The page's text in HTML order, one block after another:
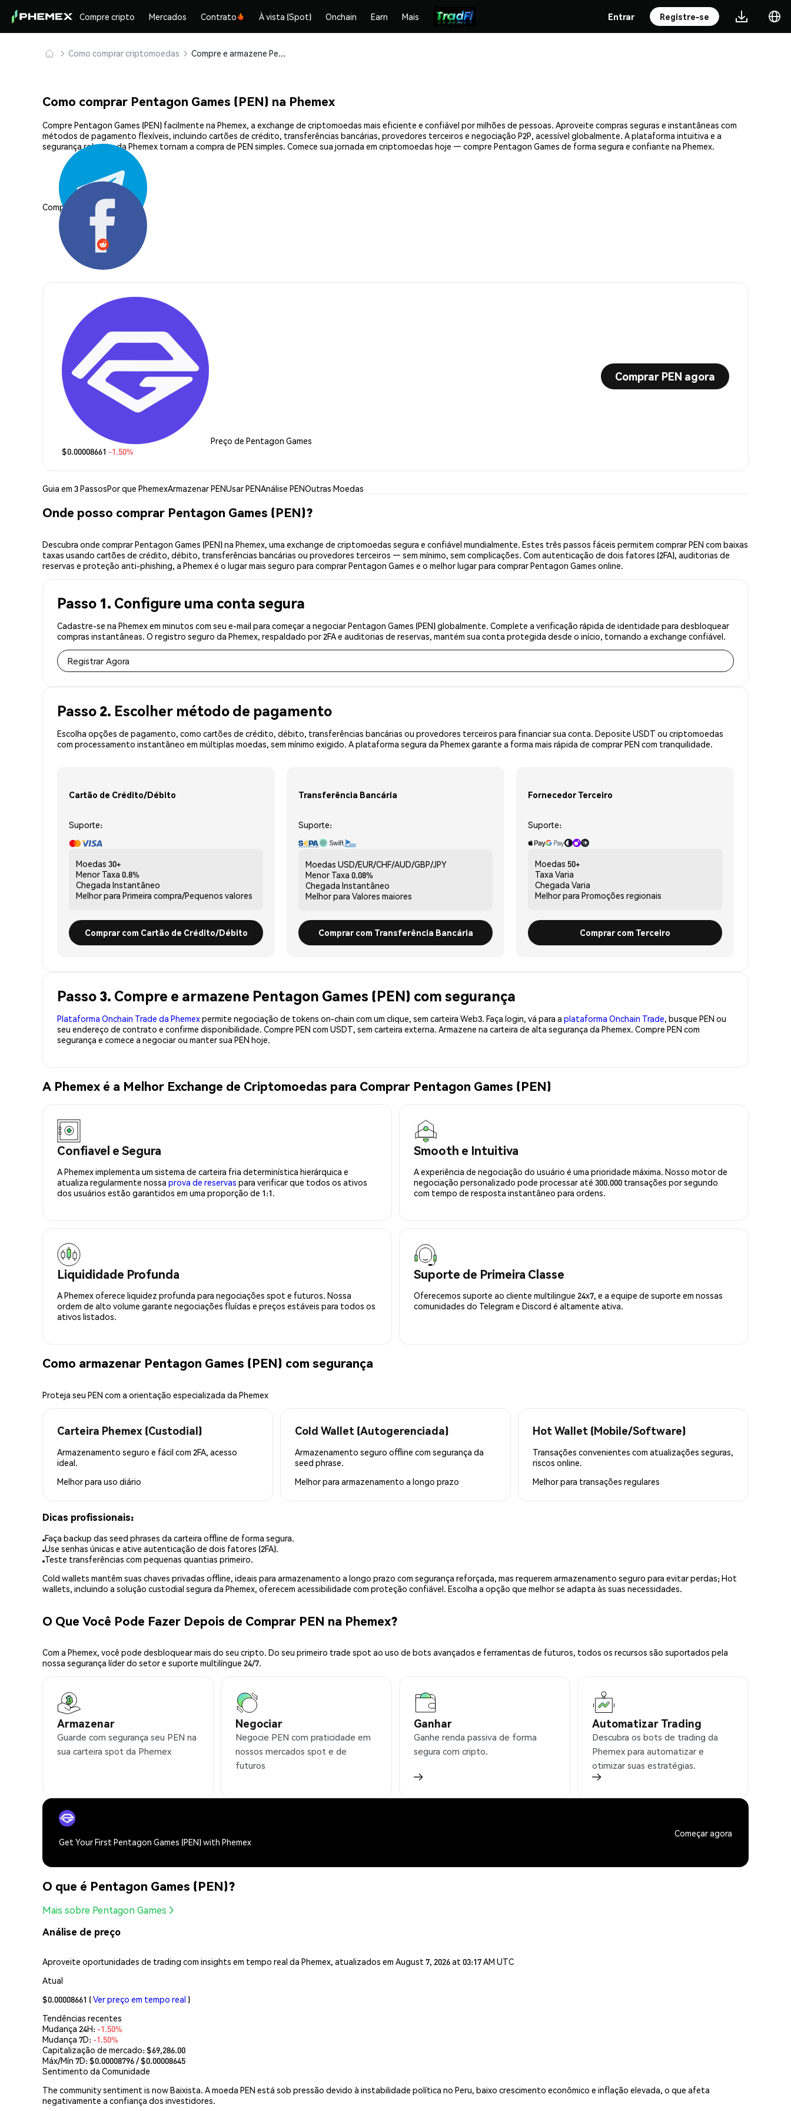
Compre cripto Mercados Contrato À vista (Spot) Onchain Earn Mais Entrar Registre-se
Como comprar criptomoedas Compre e armazene Pentagon Games (PEN) com segurança
Como comprar Pentagon Games (PEN) na Phemex
Compre Pentagon Games (PEN) facilmente na Phemex, a exchange de criptomoedas mais eficiente e confiável por milhões de pessoas. Aproveite compras seguras e instantâneas com
métodos de pagamento flexíveis, incluindo cartões de crédito, transferências bancárias, provedores terceiros e negociação P2P, acessível globalmente. A plataforma intuitiva e a
segurança robusta da Phemex tornam a compra de PEN simples. Comece sua jornada em criptomoedas hoje — compre Pentagon Games de forma segura e confiante na Phemex.
Compartilhar:
Preço de Pentagon Games
$0.00008661 -1.50%
Comprar PEN agora
Guia em 3 PassosPor que PhemexArmazenar PENUsar PENAnálise PENOutras Moedas
Onde posso comprar Pentagon Games (PEN)?
Descubra onde comprar Pentagon Games (PEN) na Phemex, uma exchange de criptomoedas segura e confiável mundialmente. Estes três passos fáceis permitem comprar PEN com baixas
taxas usando cartões de crédito, débito, transferências bancárias ou provedores terceiros — sem mínimo, sem complicações. Com autenticação de dois fatores (2FA), auditorias de
reservas e proteção anti-phishing, a Phemex é o lugar mais seguro para comprar Pentagon Games e o melhor lugar para comprar Pentagon Games online.
Passo 1. Configure uma conta segura
Cadastre-se na Phemex em minutos com seu e-mail para começar a negociar Pentagon Games (PEN) globalmente. Complete a verificação rápida de identidade para desbloquear
compras instantâneas. O registro seguro da Phemex, respaldado por 2FA e auditorias de reservas, mantém sua conta protegida desde o início, tornando a exchange confiável.
Registrar Agora
Passo 2. Escolher método de pagamento
Escolha opções de pagamento, como cartões de crédito, débito, transferências bancárias ou provedores terceiros para financiar sua conta. Deposite USDT ou criptomoedas
com processamento instantâneo em múltiplas moedas, sem mínimo exigido. A plataforma segura da Phemex garante a forma mais rápida de comprar PEN com tranquilidade.
Cartão de Crédito/Débito
Suporte:
Moedas 30+
Menor Taxa 0.8%
Chegada Instantâneo
Melhor para Primeira compra/Pequenos valores
Comprar com Cartão de Crédito/Débito
Transferência Bancária
Suporte:
Moedas USD/EUR/CHF/AUD/GBP/JPY
Menor Taxa 0.08%
Chegada Instantâneo
Melhor para Valores maiores
Comprar com Transferência Bancária
Fornecedor Terceiro
Suporte:
Moedas 50+
Taxa Varia
Chegada Varia
Melhor para Promoções regionais
Comprar com Terceiro
Passo 3. Compre e armazene Pentagon Games (PEN) com segurança
Plataforma Onchain Trade da Phemexpermite negociação de tokens on-chain com um clique, sem carteira Web3. Faça login, vá para a plataforma Onchain Trade, busque PEN ou
seu endereço de contrato e confirme disponibilidade. Compre PEN com USDT, sem carteira externa. Armazene na carteira de alta segurança da Phemex. Compre PEN com
segurança e comece a negociar ou manter sua PEN hoje.
A Phemex é a Melhor Exchange de Criptomoedas para Comprar Pentagon Games (PEN)
Confiavel e Segura
A Phemex implementa um sistema de carteira fria determinística hierárquica e
atualiza regularmente nossa prova de reservas para verificar que todos os ativos
dos usuários estão garantidos em uma proporção de 1:1.
Smooth e Intuitiva
A experiência de negociação do usuário é uma prioridade máxima. Nosso motor de
negociação personalizado pode processar até 300.000 transações por segundo
com tempo de resposta instantâneo para ordens.
Liquididade Profunda
A Phemex oferece liquidez profunda para negociações spot e futuros. Nossa
ordem de alto volume garante negociações fluídas e preços estáveis para todos os
ativos listados.
Suporte de Primeira Classe
Oferecemos suporte ao cliente multilingue 24x7, e a equipe de suporte em nossas
comunidades do Telegram e Discord é altamente ativa.
Como armazenar Pentagon Games (PEN) com segurança
Proteja seu PEN com a orientação especializada da Phemex
Carteira Phemex (Custodial)
Armazenamento seguro e fácil com 2FA, acesso
ideal.
Melhor para uso diário
Cold Wallet (Autogerenciada)
Armazenamento seguro offline com segurança da
seed phrase.
Melhor para armazenamento a longo prazo
Hot Wallet (Mobile/Software)
Transações convenientes com atualizações seguras,
riscos online.
Melhor para transações regulares
Dicas profissionais:
Faça backup das seed phrases da carteira offline de forma segura.
Use senhas únicas e ative autenticação de dois fatores (2FA).
Teste transferências com pequenas quantias primeiro.
Cold wallets mantêm suas chaves privadas offline, ideais para armazenamento a longo prazo com segurança reforçada, mas requerem armazenamento seguro para evitar perdas; Hot
wallets, incluindo a solução custodial segura da Phemex, oferecem acessibilidade com proteção confiável. Escolha a opção que melhor se adapta às suas necessidades.
O Que Você Pode Fazer Depois de Comprar PEN na Phemex?
Com a Phemex, você pode desbloquear mais do seu cripto. Do seu primeiro trade spot ao uso de bots avançados e ferramentas de futuros, todos os recursos são suportados pela
nossa segurança líder do setor e suporte multilíngue 24/7.
Armazenar
Guarde com segurança seu PEN na
sua carteira spot da Phemex
Negociar
Negocie PEN com praticidade em
nossos mercados spot e de
futuros
Ganhar
Ganhe renda passiva de forma
segura com cripto.
Automatizar Trading
Descubra os bots de trading da
Phemex para automatizar e
otimizar suas estratégias.
Get Your First Pentagon Games (PEN) with Phemex
Começar agora
O que é Pentagon Games (PEN)?
Mais sobre Pentagon Games
Análise de preço
Aproveite oportunidades de trading com insights em tempo real da Phemex, atualizados em August 7, 2026 at 03:17 AM UTC
Atual
$0.00008661 (Ver preço em tempo real )
Tendências recentes
Mudança 24H: -1.50%
Mudança 7D: -1.50%
Capitalização de mercado:$69,286.00
Máx/Mín 7D: $0.00008796/ $0.00008645
Sentimento da Comunidade
The community sentiment is now Baixista. A moeda PEN está sob pressão devido à instabilidade política no Peru, baixo crescimento econômico e inflação elevada, o que afeta
negativamente a confiança dos investidores.